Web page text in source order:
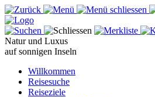
Natur und Luxus
auf sonnigen Inseln
Willkommen
Reisesuche
Reiseziele